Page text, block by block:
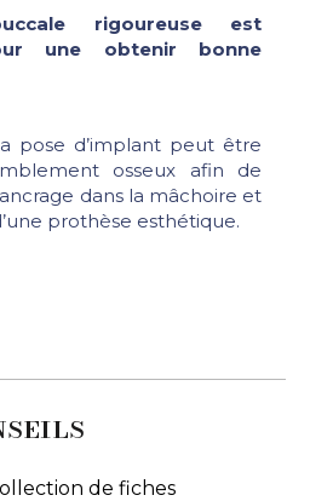
rigoureuse est
une obtenir bonne
pose d’implant peut être
osseux afin de
dans la mâchoire et
prothèse esthétique.
de fiches